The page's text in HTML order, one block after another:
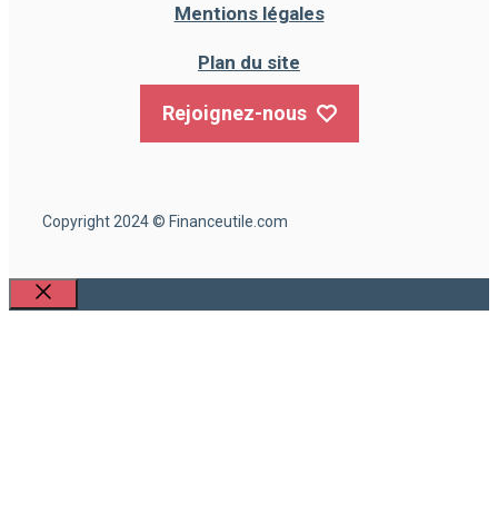
Mentions légales
Plan du site
Rejoignez-nous
Copyright 2024 © Financeutile.com
Fermer